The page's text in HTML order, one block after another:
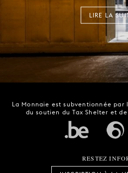
LIRE LA
La Monnaie est subventionnée
du soutien du Tax Shelter et
RESTEZ